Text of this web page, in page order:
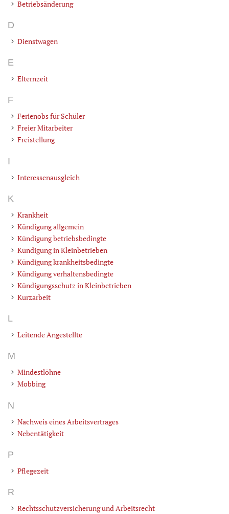
Betriebsänderung
D
Dienstwagen
E
Elternzeit
F
Ferienobs für Schüler
Freier Mitarbeiter
Freistellung
I
Interessenausgleich
K
Krankheit
Kündigung allgemein
Kündigung betriebsbedingte
Kündigung in Kleinbetrieben
Kündigung krankheitsbedingte
Kündigung verhaltensbedingte
Kündigungsschutz in Kleinbetrieben
Kurzarbeit
L
Leitende Angestellte
M
Mindestlöhne
Mobbing
N
Nachweis eines Arbeitsvertrages
Nebentätigkeit
P
Pflegezeit
R
Rechtsschutzversicherung und Arbeitsrecht